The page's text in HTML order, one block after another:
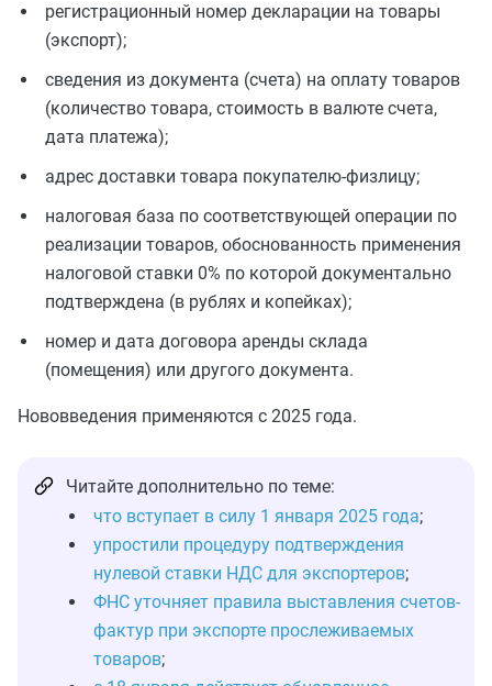
регистрационный номер декларации на товары
(экспорт);
сведения из документа (счета) на оплату товаров
(количество товара, стоимость в валюте счета,
дата платежа);
адрес доставки товара покупателю-физлицу;
налоговая база по соответствующей операции по
реализации товаров, обоснованность применения
налоговой ставки 0% по которой документально
подтверждена (в рублях и копейках);
номер и дата договора аренды склада
(помещения) или другого документа.
Нововведения применяются с 2025 года.
Читайте дополнительно по теме:
что вступает в силу 1 января 2025 года;
упростили процедуру подтверждения
нулевой ставки НДС для экспортеров;
ФНС уточняет правила выставления счетов-
фактур при экспорте прослеживаемых
товаров;